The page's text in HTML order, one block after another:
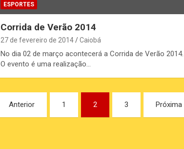
ESPORTES
Corrida de Verão 2014
27 de fevereiro de 2014 Caiobá
No dia 02 de março acontecerá a Corrida de Verão 2014.
O evento é uma realização…
Anterior 1 2 3 Próxima